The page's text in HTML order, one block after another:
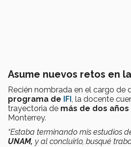
Asume nuevos retos en
Recién nombrada en el cargo de
programa de IFI , la docente
trayectoria de más de dos años
Monterrey.
“Estaba terminando mis estudios
UNAM, y al concluirlo, busqué